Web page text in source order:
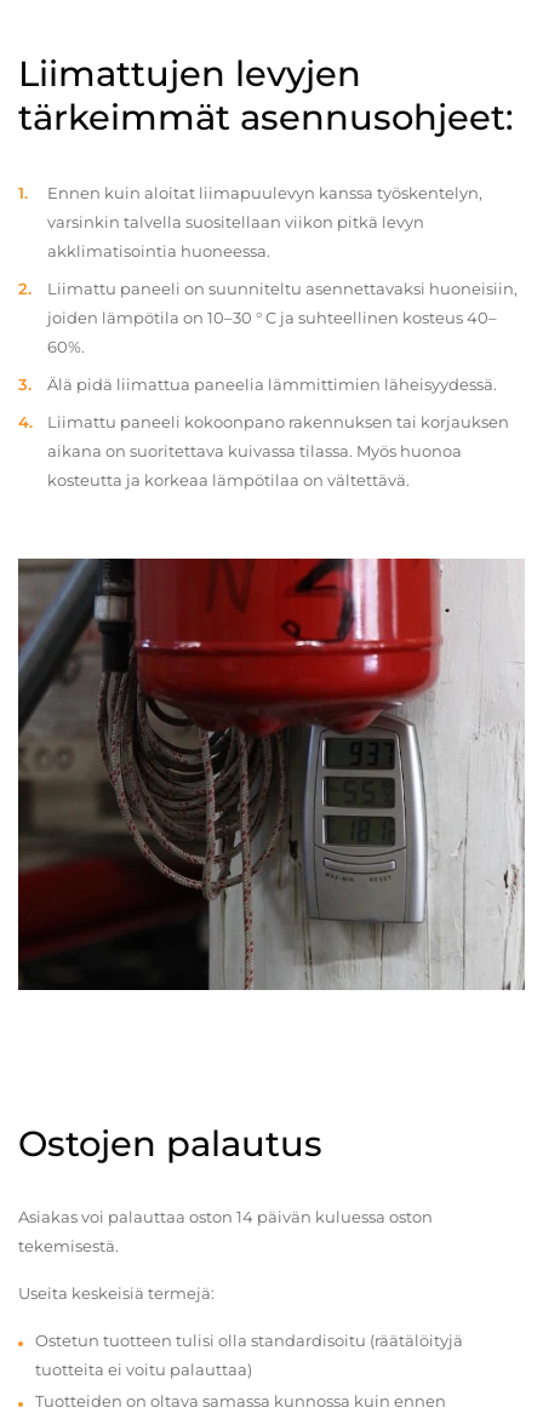
Liimattujen levyjen
tärkeimmät asennusohjeet:
Ennen kuin aloitat liimapuulevyn kanssa työskentelyn,
varsinkin talvella suositellaan viikon pitkä levyn
akklimatisointia huoneessa.
Liimattu paneeli on suunniteltu asennettavaksi huoneisiin,
joiden lämpötila on 10–30 ° C ja suhteellinen kosteus 40–
60%.
Älä pidä liimattua paneelia lämmittimien läheisyydessä.
Liimattu paneeli kokoonpano rakennuksen tai korjauksen
aikana on suoritettava kuivassa tilassa. Myös huonoa
kosteutta ja korkeaa lämpötilaa on vältettävä.
Ostojen palautus
Asiakas voi palauttaa oston 14 päivän kuluessa oston
tekemisestä.
Useita keskeisiä termejä:
Ostetun tuotteen tulisi olla standardisoitu (räätälöityjä
tuotteita ei voitu palauttaa)
Tuotteiden on oltava samassa kunnossa kuin ennen